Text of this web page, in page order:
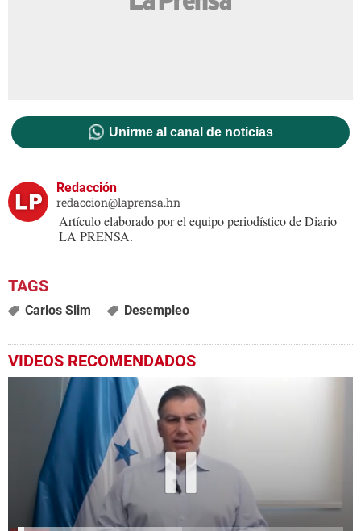
Unirme al canal de noticias
Redacción
redaccion@laprensa.hn
Artículo elaborado por el equipo periodístico de Diario
LA PRENSA.
Carlos Slim Desempleo
VIDEOS RECOMENDADOS